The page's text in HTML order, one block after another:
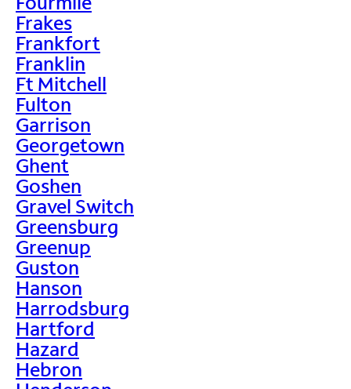
Frakes
Frankfort
Franklin
Ft Mitchell
Fulton
Garrison
Georgetown
Ghent
Goshen
Gravel Switch
Greensburg
Greenup
Guston
Hanson
Harrodsburg
Hartford
Hazard
Hebron